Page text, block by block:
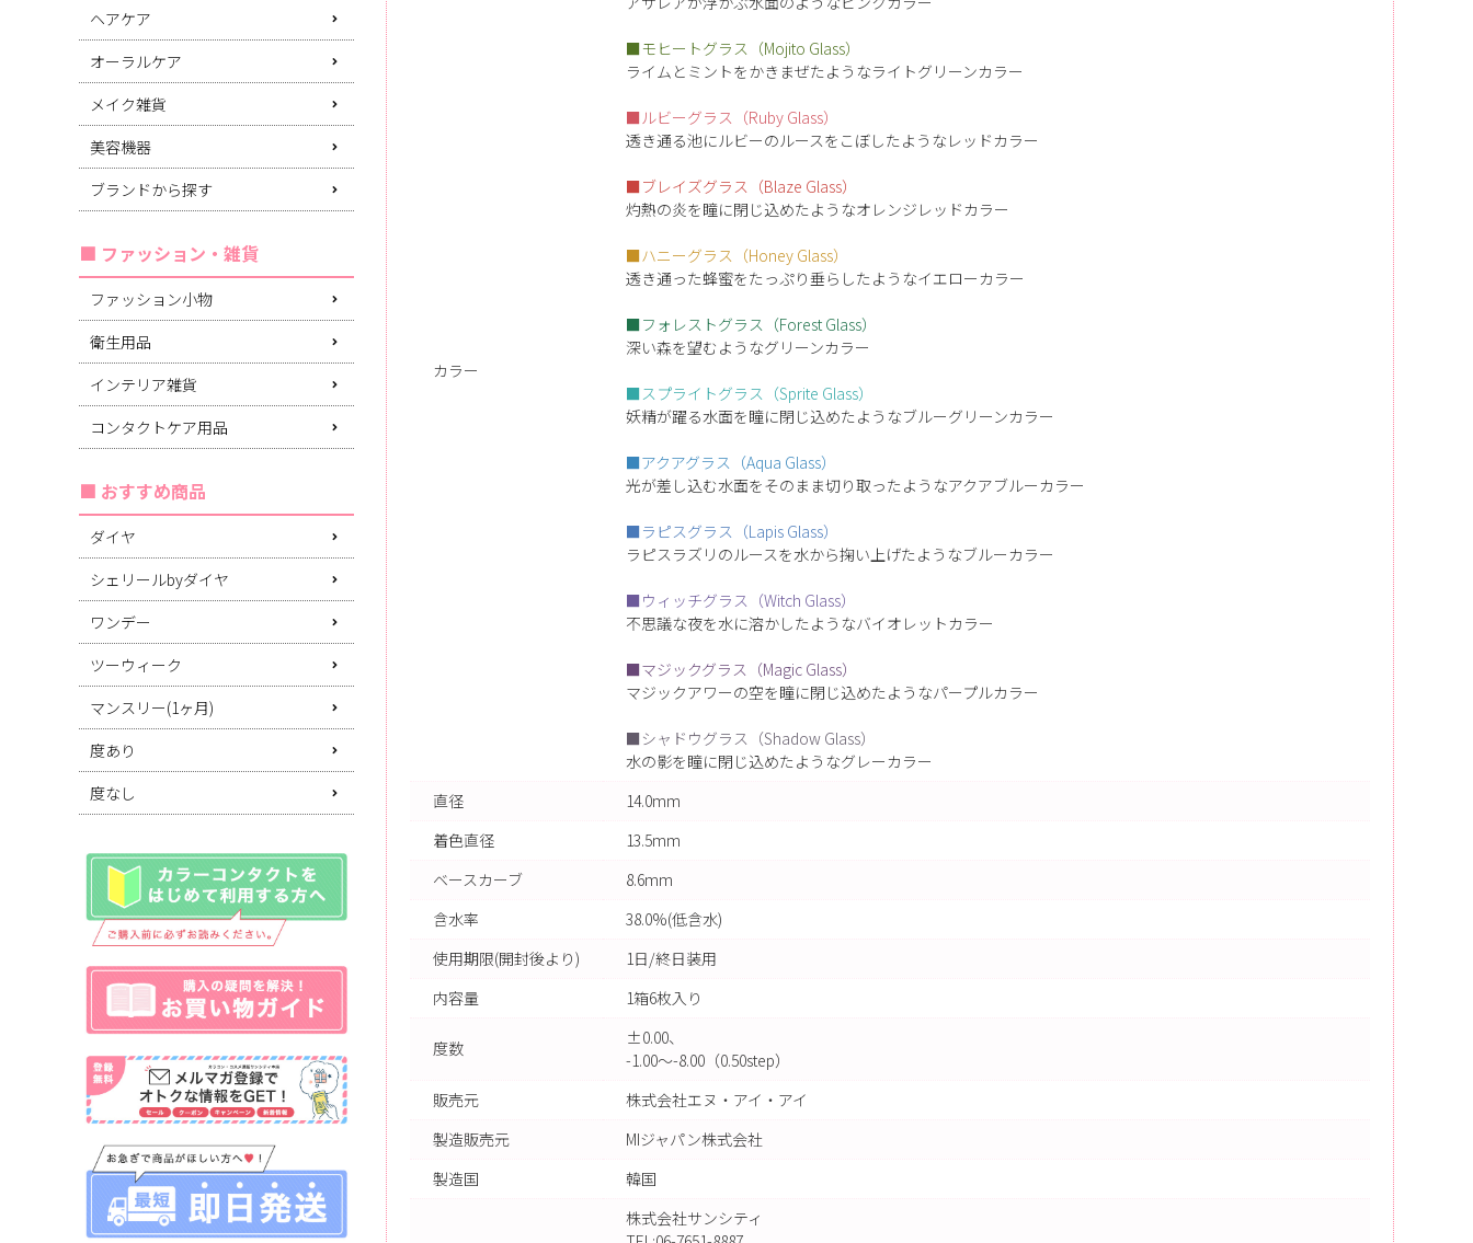
ヘアケア
オーラルケア
メイク雑貨
美容機器
ブランドから探す
ファッション・雑貨
ファッション小物
衛生用品
インテリア雑貨
コンタクトケア用品
おすすめ商品
ダイヤ
シェリールbyダイヤ
ワンデー
ツーウィーク
マンスリー(1ヶ月)
度あり
度なし
カラー
■モヒートグラス（Mojito Glass）
ライムとミントをかきまぜたようなライトグリーンカラー
■ルビーグラス（Ruby Glass）
透き通る池にルビーのルースをこぼしたようなレッドカラー
■ブレイズグラス（Blaze Glass）
灼熱の炎を瞳に閉じ込めたようなオレンジレッドカラー
■ハニーグラス（Honey Glass）
透き通った蜂蜜をたっぷり垂らしたようなイエローカラー
■フォレストグラス（Forest Glass）
深い森を望むようなグリーンカラー
■スプライトグラス（Sprite Glass）
妖精が躍る水面を瞳に閉じ込めたようなブルーグリーンカラー
■アクアグラス（Aqua Glass）
光が差し込む水面をそのまま切り取ったようなアクアブルーカラー
■ラピスグラス（Lapis Glass）
ラピスラズリのルースを水から掬い上げたようなブルーカラー
■ウィッチグラス（Witch Glass）
不思議な夜を水に溶かしたようなバイオレットカラー
■マジックグラス（Magic Glass）
マジックアワーの空を瞳に閉じ込めたようなパープルカラー
■シャドウグラス（Shadow Glass）
水の影を瞳に閉じ込めたようなグレーカラー
直径
14.0mm
着色直径
13.5mm
ベースカーブ
8.6mm
含水率
38.0%(低含水)
使用期限(開封後より)
1日/終日装用
内容量
1箱6枚入り
度数
±0.00、
-1.00～-8.00（0.50step）
販売元
株式会社エヌ・アイ・アイ
製造販売元
MIジャパン株式会社
製造国
韓国
株式会社サンシティ